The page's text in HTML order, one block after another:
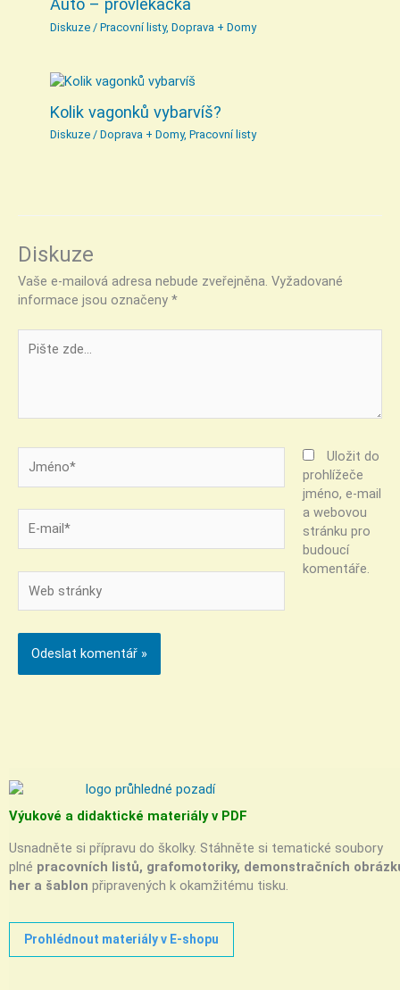
Auto – provlékačka
Diskuze /Pracovní listy,Doprava + Domy
Kolik vagonků vybarvíš?
Diskuze /Doprava + Domy,Pracovní listy
Diskuze
Vaše e-mailová adresa nebude zveřejněna. Vyžadované
informace jsou označeny *
zde…
mail*
stránky
Uložit do
prohlížeče
jméno, e-mail
a webovou
stránku pro
budoucí
komentáře.
Výukové a didaktické materiály v PDF
Usnadněte si přípravu do školky. Stáhněte si tematické soubory
plné pracovních listů, grafomotoriky, demonstračních
her a šablon připravených k okamžitému tisku.
Prohlédnout materiály v E-shopu